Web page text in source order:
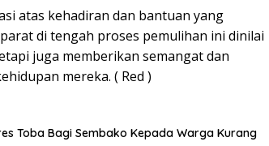
atas kehadiran dan bantuan yang
di tengah proses pemulihan ini dinilai
juga memberikan semangat dan
mereka. ( Red )
Toba Bagi Sembako Kepada Warga Kurang